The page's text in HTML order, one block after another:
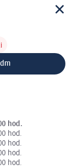
hod.
hod.
hod.
hod.
hod.